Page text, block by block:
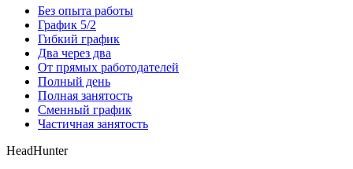
Без опыта работы
График 5/2
Гибкий график
Два через два
От прямых работодателей
Полный день
Полная занятость
Сменный график
Частичная занятость
HeadHunter